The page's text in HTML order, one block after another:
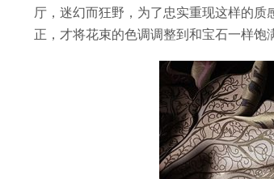
厅，迷幻而狂野，为了忠实重现这样的
正，才将花束的色调调整到和宝石一样饱